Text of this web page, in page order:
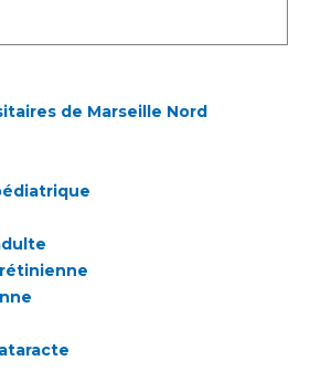
Handicap 13
de santé
au Laboratoire de Biologie
médicale
Pathologiques
au Laboratoire d'Infectiologie
Maladies Rares
de Marseille Nord